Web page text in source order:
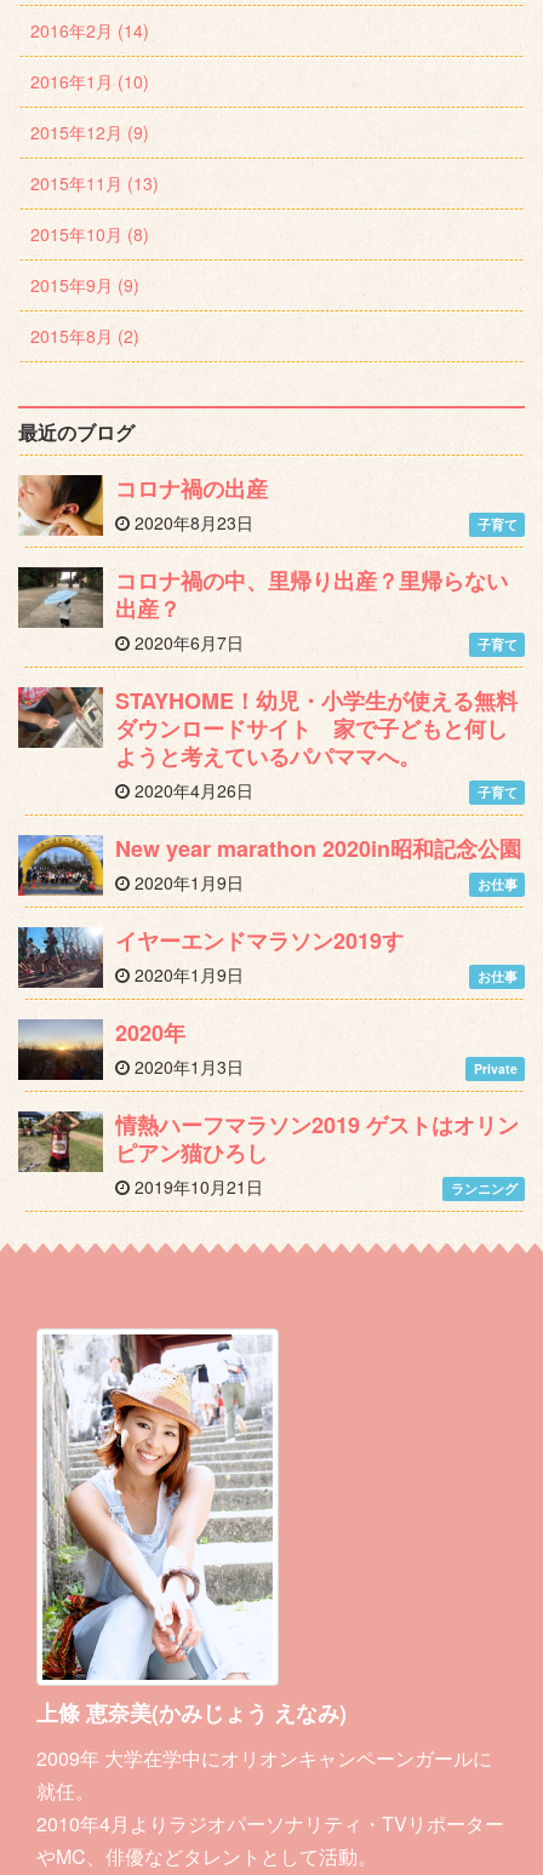
2016年2月 (14)
2016年1月 (10)
2015年12月 (9)
2015年11月 (13)
2015年10月 (8)
2015年9月 (9)
2015年8月 (2)
最近のブログ
コロナ禍の出産
2020年8月23日 子育て
コロナ禍の中、里帰り出産？里帰らない
出産？
2020年6月7日 子育て
STAYHOME！幼児・小学生が使える無料
ダウンロードサイト 家で子どもと何し
ようと考えているパパママへ。
2020年4月26日 子育て
New year marathon 2020in昭和記念公園
2020年1月9日 お仕事
イヤーエンドマラソン2019す
2020年1月9日 お仕事
2020年
2020年1月3日 Private
情熱ハーフマラソン2019 ゲストはオリン
ピアン猫ひろし
2019年10月21日 ランニング
上條 恵奈美(かみじょう えなみ)
2009年 大学在学中にオリオンキャンペーンガールに
就任。
2010年4月よりラジオパーソナリティ・TVリポーター
やMC、俳優などタレントとして活動。